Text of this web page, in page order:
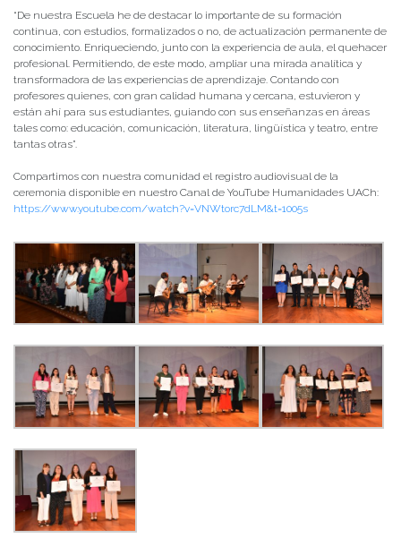
“De nuestra Escuela he de destacar lo importante de su formación
continua, con estudios, formalizados o no, de actualización permanente de
conocimiento. Enriqueciendo, junto con la experiencia de aula, el quehacer
profesional. Permitiendo, de este modo, ampliar una mirada analítica y
transformadora de las experiencias de aprendizaje. Contando con
profesores quienes, con gran calidad humana y cercana, estuvieron y
están ahí para sus estudiantes, guiando con sus enseñanzas en áreas
tales como: educación, comunicación, literatura, lingüística y teatro, entre
tantas otras”.
Compartimos con nuestra comunidad el registro audiovisual de la
ceremonia disponible en nuestro Canal de YouTube Humanidades UACh:
https://www.youtube.com/watch?v=VNWtorc7dLM&t=1005s